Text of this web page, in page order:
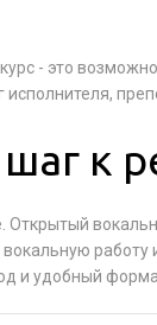
- это
к
Открытый
работу
и удобный